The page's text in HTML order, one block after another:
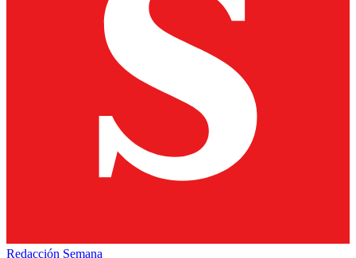
Redacción Semana